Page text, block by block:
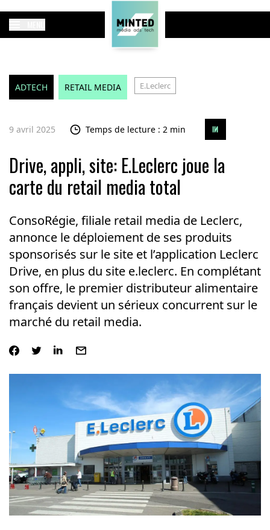
ADTECH RETAIL MEDIA E.Leclerc
9 avril 2025 Temps de lecture : 2 min
Drive, appli, site: E.Leclerc joue la
carte du retail media total
ConsoRégie, filiale retail media de Leclerc,
annonce le déploiement de ses produits
sponsorisés sur le site et l’application Leclerc
Drive, en plus du site e.leclerc. En complétant
son offre, le premier distributeur alimentaire
français devient un sérieux concurrent sur le
marché du retail media.